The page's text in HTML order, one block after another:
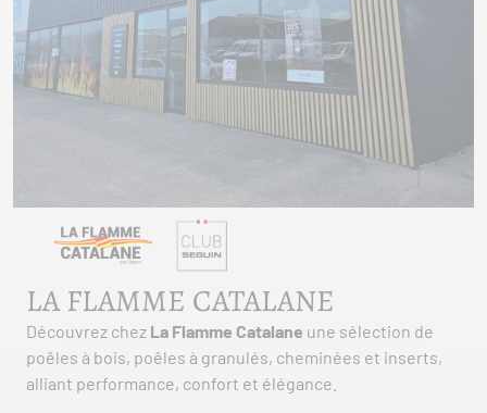
LA FLAMME CATALANE
Découvrez chez La Flamme Catalane une sélection de
poêles à bois, poêles à granulés, cheminées et inserts,
alliant performance, confort et élégance.